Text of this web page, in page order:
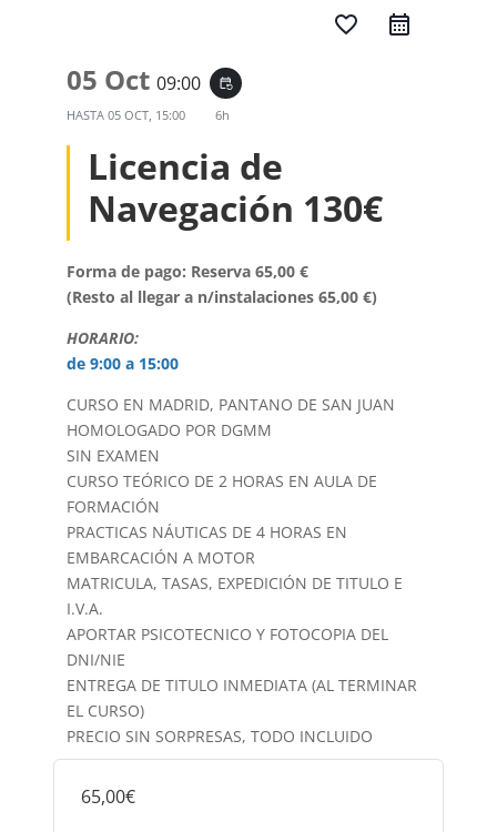
favorite_border
05 Oct 09:00 event_repeat
HASTA 05 OCT, 15:00 6h
Licencia de
Navegación 130€
Forma de pago: Reserva 65,00 €
(Resto al llegar a n/instalaciones 65,00 €)
HORARIO:
de 9:00 a 15:00
CURSO EN MADRID, PANTANO DE SAN JUAN
HOMOLOGADO POR DGMM
SIN EXAMEN
CURSO TEÓRICO DE 2 HORAS EN AULA DE
FORMACIÓN
PRACTICAS NÁUTICAS DE 4 HORAS EN
EMBARCACIÓN A MOTOR
MATRICULA, TASAS, EXPEDICIÓN DE TITULO E
I.V.A.
APORTAR PSICOTECNICO Y FOTOCOPIA DEL
DNI/NIE
ENTREGA DE TITULO INMEDIATA (AL TERMINAR
EL CURSO)
PRECIO SIN SORPRESAS, TODO INCLUIDO
65,00€